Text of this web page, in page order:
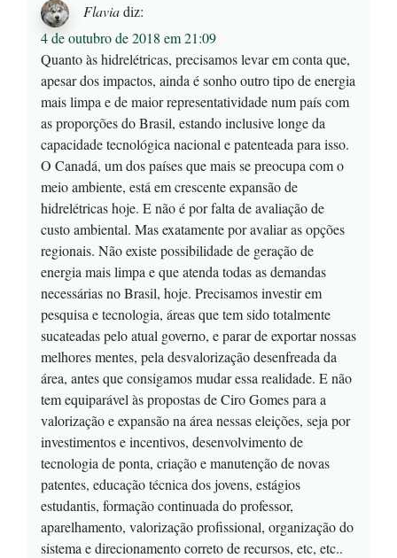
Flaviadiz:
4 de outubro de 2018 em 21:09
Quanto às hidrelétricas, precisamos levar em conta que,
apesar dos impactos, ainda é sonho outro tipo de energia
mais limpa e de maior representatividade num país com
as proporções do Brasil, estando inclusive longe da
capacidade tecnológica nacional e patenteada para isso.
O Canadá, um dos países que mais se preocupa com o
meio ambiente, está em crescente expansão de
hidrelétricas hoje. E não é por falta de avaliação de
custo ambiental. Mas exatamente por avaliar as opções
regionais. Não existe possibilidade de geração de
energia mais limpa e que atenda todas as demandas
necessárias no Brasil, hoje. Precisamos investir em
pesquisa e tecnologia, áreas que tem sido totalmente
sucateadas pelo atual governo, e parar de exportar nossas
melhores mentes, pela desvalorização desenfreada da
área, antes que consigamos mudar essa realidade. E não
tem equiparável às propostas de Ciro Gomes para a
valorização e expansão na área nessas eleições, seja por
investimentos e incentivos, desenvolvimento de
tecnologia de ponta, criação e manutenção de novas
patentes, educação técnica dos jovens, estágios
estudantis, formação continuada do professor,
aparelhamento, valorização profissional, organização do
sistema e direcionamento correto de recursos, etc, etc..